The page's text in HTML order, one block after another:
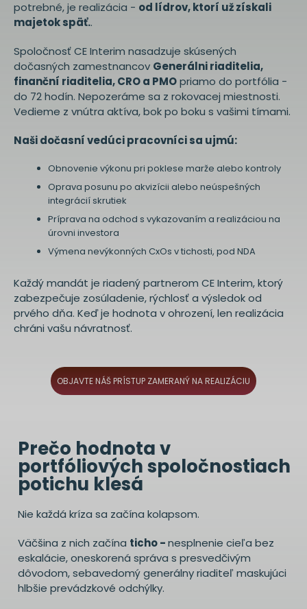
potrebné, je realizácia - od lídrov, ktorí už získali
majetok späť..
Spoločnosť CE Interim nasadzuje skúsených
dočasných zamestnancov Generálni riaditelia,
finanční riaditelia, CRO a PMOpriamo do portfólia -
do 72 hodín. Nepozeráme sa z rokovacej miestnosti.
Vedieme z vnútra aktíva, bok po boku s vašimi tímami.
Naši dočasní vedúci pracovníci sa ujmú:
Obnovenie výkonu pri poklese marže alebo kontroly
Oprava posunu po akvizícii alebo neúspešných
integrácií skrutiek
Príprava na odchod s vykazovaním a realizáciou na
úrovni investora
Výmena nevýkonných CxOs v tichosti, pod NDA
Každý mandát je riadený partnerom CE Interim, ktorý
zabezpečuje zosúladenie, rýchlosť a výsledok od
prvého dňa. Keď je hodnota v ohrození, len realizácia
chráni vašu návratnosť.
OBJAVTE NÁŠ PRÍSTUP ZAMERANÝ NA REALIZÁCIU
Prečo hodnota v
portfóliových spoločnostiach
potichu klesá
Nie každá kríza sa začína kolapsom.
Väčšina z nich začína ticho -nesplnenie cieľa bez
eskalácie, oneskorená správa s presvedčivým
dôvodom, sebavedomý generálny riaditeľ maskujúci
hlbšie prevádzkové odchýlky.